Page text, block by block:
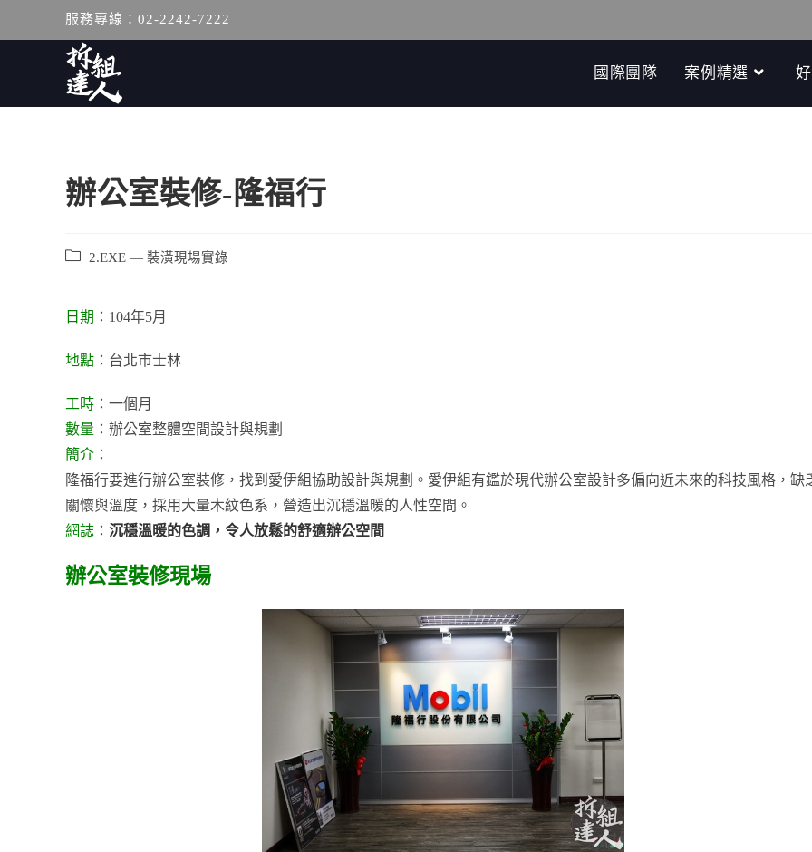
服務專線：02-2242-7222
國際團隊 案例精選
辦公室裝修-隆福行
2.EXE — 裝潢現場實錄
日期： 104年5月
地點： 台北市士林
工時： 一個月
數量： 辦公室整體空間設計與規劃
簡介：
隆福行要進行辦公室裝修，找到愛伊組協助設計與規劃。愛伊組有鑑於現代辦公室設計多偏向近未來的科技風格，缺
關懷與溫度，採用大量木紋色系，營造出沉穩溫暖的人性空間。
網誌： 沉穩溫暖的色調，令人放鬆的舒適辦公空間
辦公室裝修現場